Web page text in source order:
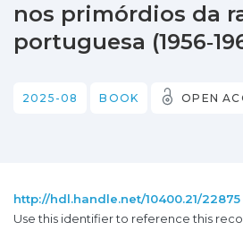
nos primórdios da
portuguesa
2025-08 BOOK OPEN
http://hdl.handle.net/10400.21/22875
Use this identifier to reference this